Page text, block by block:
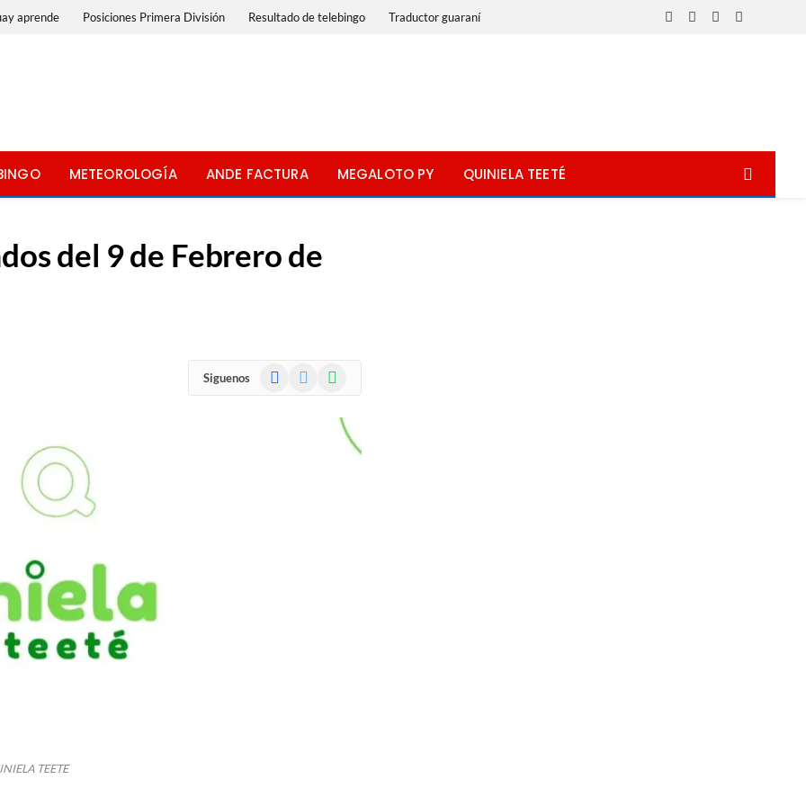
aprende Posiciones Primera División Resultado de telebingo Traductor guaraní
Facebook
X
InstagramWhatsApp
METEOROLOGÍA ANDE FACTURA MEGALOTO PY QUINIELA TEETÉ
del 9 de Febrero de
Siguenos Facebook WhatsApp
TEETE